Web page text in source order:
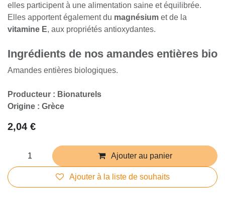
elles participent à une alimentation saine et équilibrée.
Elles apportent également du magnésium et de la
vitamine E, aux propriétés antioxydantes.
Ingrédients de nos amandes entières bio
Amandes entières biologiques.
Producteur : Bionaturels
Origine : Grèce
2,04 €
Ajouter au panier
Ajouter à la liste de souhaits